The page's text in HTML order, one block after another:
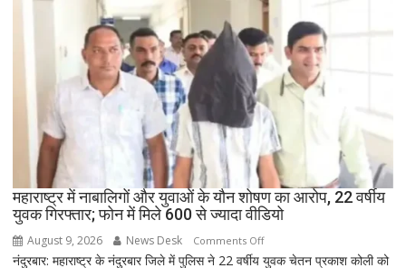
का
बड़ा
सियासी
संदेश,
मंच
पर
RLD
नेताओं
साथ
दिखी
महाराष्ट्र में नाबालिगों और युवाओं के यौन शोषण का आरोप, 22 वर्षीय
युवक गिरफ्तार; फोन में मिले 600 से ज्यादा वीडियो
August 9, 2026 News Desk Comments Offon
महाराष्ट्र
नंदुरबार: महाराष्ट्र के नंदुरबार जिले में पुलिस ने 22 वर्षीय युवक चेतन प्रकाश कोली को